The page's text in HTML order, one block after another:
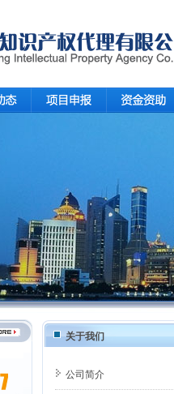
关于我们
公司简介